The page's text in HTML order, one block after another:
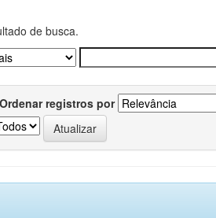
de busca.
Ordenar registros por